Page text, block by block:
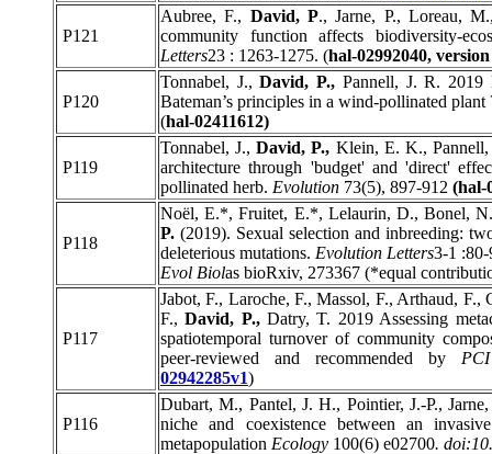
P121
Aubree, F., David, P., Jarne, P., Loreau,
community function affects biodiversity-
Letters23 : 1263-1275. (hal-02992040,
P120
Tonnabel, J.,David, P., Pannell, J. R. 2019
Bateman’s principles in a wind-pollinated plant
(hal-02411612)
P119
Tonnabel, J.,David, P., Klein, E. K., Pannell,
architecture through 'budget' and 'direct'
pollinated herb. Evolution 73(5), 897-912 (hal-
P118
Noël, E.*, Fruitet, E.*, Lelaurin, D., Bonel,
P. (2019). Sexual selection and inbreeding:
deleterious mutations. Evolution Letters3-1
Evol Biolas bioRxiv, 273367 (*equal
P117
Jabot, F., Laroche, F., Massol, F., Arthaud,
F.,David, P.,Datry, T. 2019 Assessing
spatiotemporal turnover of community
peer-reviewed and recommended by
02942285v1)
P116
Dubart, M., Pantel, J. H., Pointier, J.-P.,
niche and coexistence between an
metapopulation Ecology 100(6) e02700.